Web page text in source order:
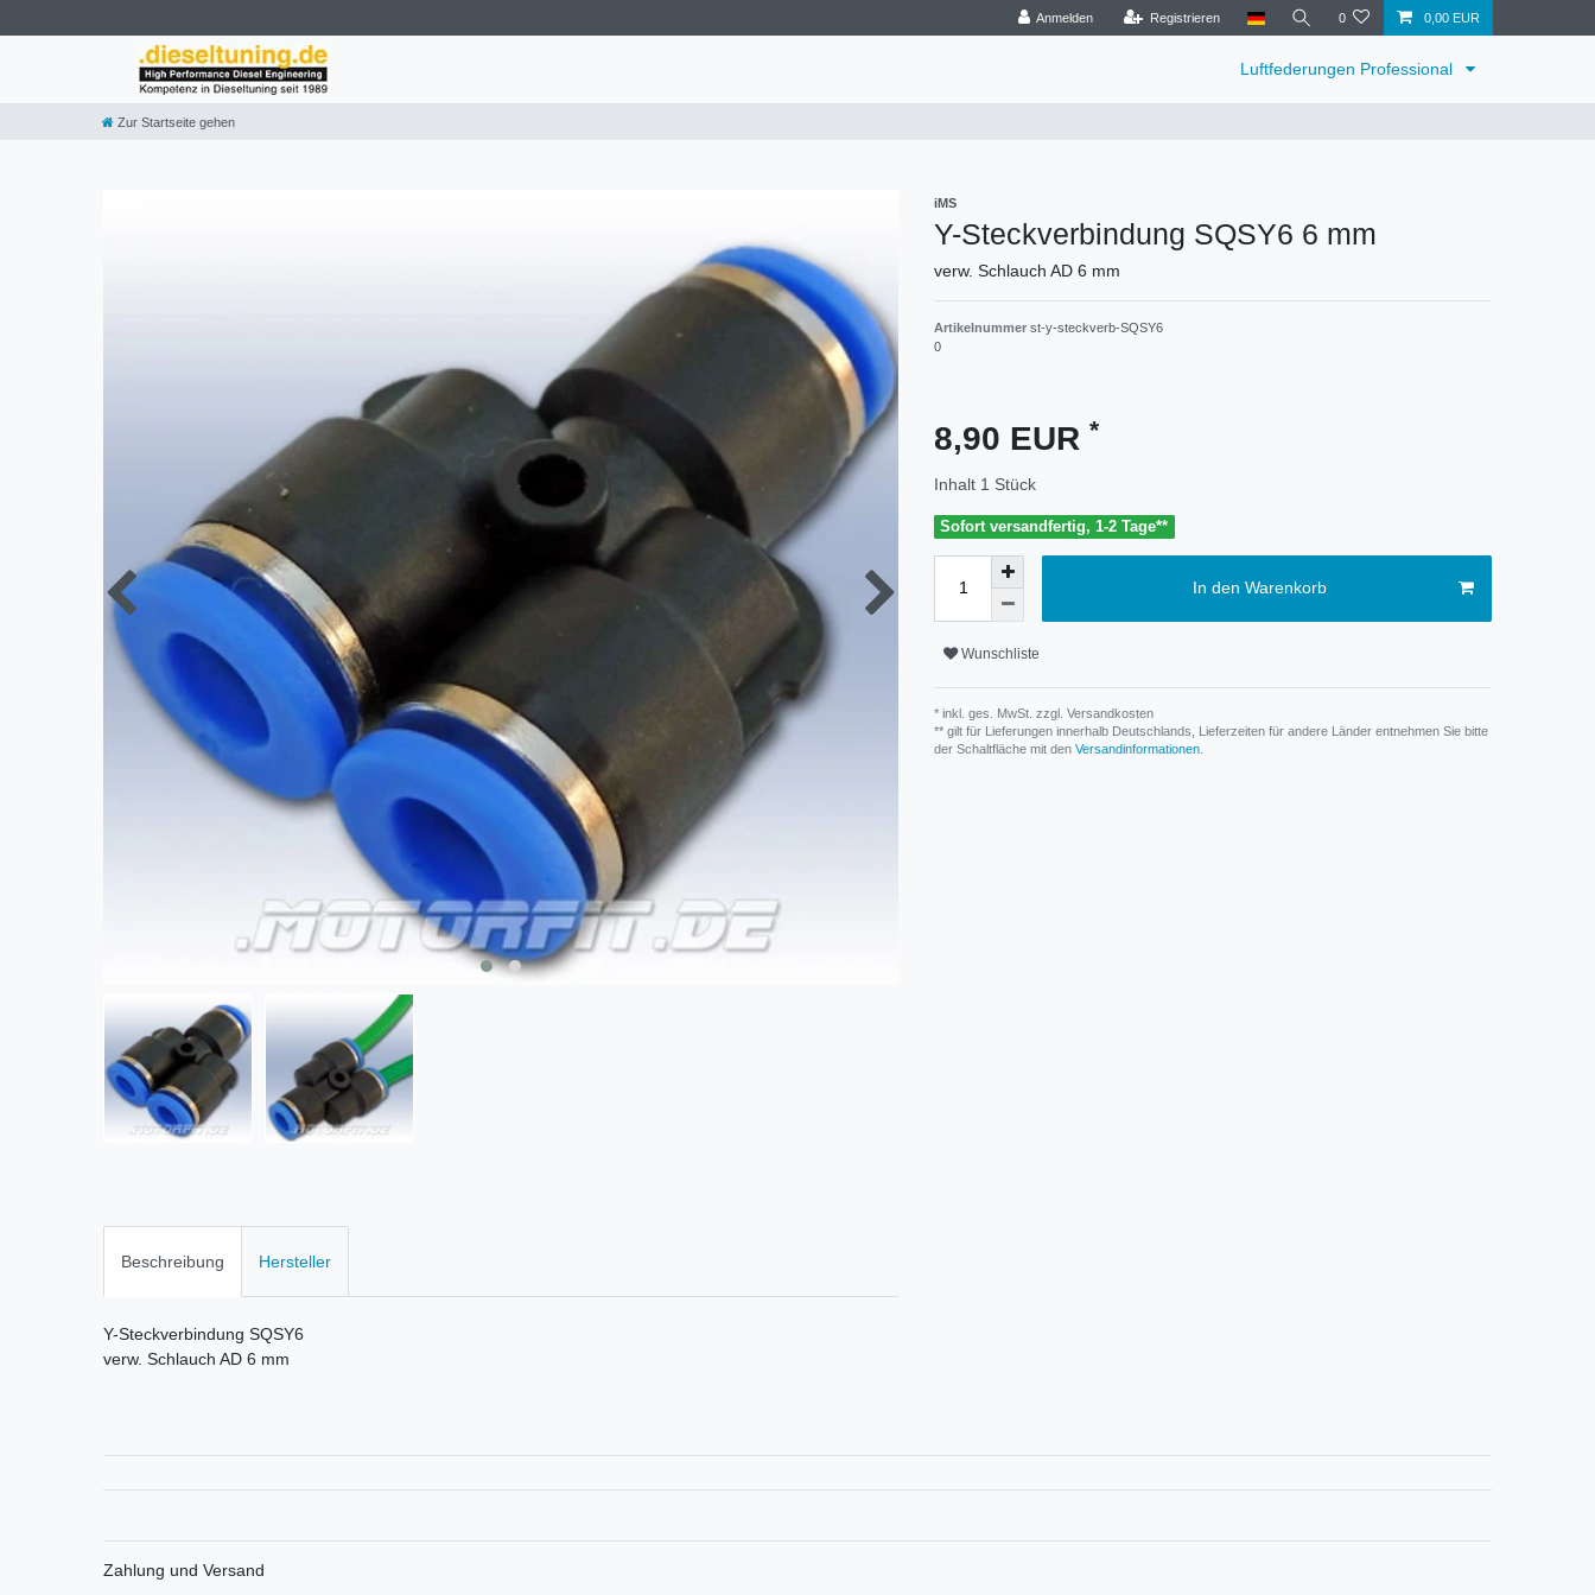
Anmelden Registrieren 0 0,00 EUR
Luftfederungen Professional
Zur Startseite gehen
iMS
Y-Steckverbindung SQSY6 6 mm
verw. Schlauch AD 6 mm
Artikelnummer st-y-steckverb-SQSY6
0
8,90 EUR *
Inhalt 1 Stück
Sofort versandfertig, 1-2 Tage**
In den Warenkorb
Wunschliste
* inkl. ges. MwSt. zzgl. Versandkosten
** gilt für Lieferungen innerhalb Deutschlands, Lieferzeiten für andere Länder entnehmen Sie bitte
der Schaltfläche mit den Versandinformationen
Beschreibung Hersteller
Y-Steckverbindung SQSY6
verw. Schlauch AD 6 mm
Zahlung und Versand